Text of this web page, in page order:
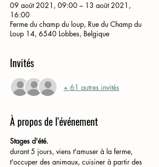
09 août 2021, 09:00 – 13 août 2021,
16:00
Ferme du champ du loup, Rue du Champ du
Loup 14, 6540 Lobbes, Belgique
Invités
+ 61 autres invités
À propos de l'événement
Stages d'été.
durant 5 jours, viens t'amuser à la ferme,
t'occuper des animaux, cuisiner à partir des